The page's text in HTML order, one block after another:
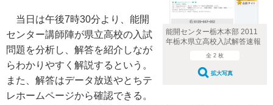
能開センター栃木本部 2011
年栃木県立高校入試解答速報
全 2 枚
拡大写真
当日は午後7時30分より、能開
センター講師陣が県立高校の入試
問題を分析し、解答を紹介しなが
らわかりやすく解説するという。
また、解答はデータ放送やとちテ
レホームページから確認できる。